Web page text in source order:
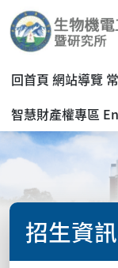
回首頁 網站導覽
智慧財產權專區
招生資